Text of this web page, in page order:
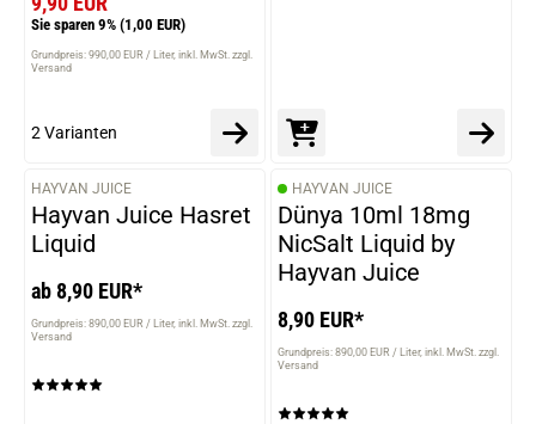
Sie sparen 9% (1,00 EUR)
Grundpreis: 990,00 EUR / Liter inkl. MwSt. zzgl.
Versand
2 Varianten
HAYVAN JUICE
Hayvan Juice Hasret
Liquid
ab 8,90 EUR*
Grundpreis: 890,00 EUR / Liter inkl. MwSt. zzgl.
Versand
HAYVAN JUICE
Dünya 10ml 18mg
NicSalt Liquid by
Hayvan Juice
8,90 EUR*
Grundpreis: 890,00 EUR / Liter inkl. MwSt. zzgl.
Versand